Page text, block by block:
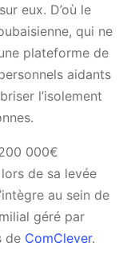
eux. D’où le
qui ne
plateforme de
aidants
l’isolement
000€
de sa levée
au sein de
géré par
de ComClever.